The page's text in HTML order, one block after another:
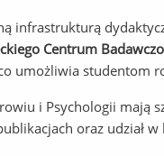
infrastrukturą
Centrum
umożliwia studentom
i Psychologii mają
oraz udział